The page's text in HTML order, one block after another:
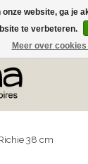
EN GRATIS
38 cm
website, ga je
te verbeteren.
Meer over cookies